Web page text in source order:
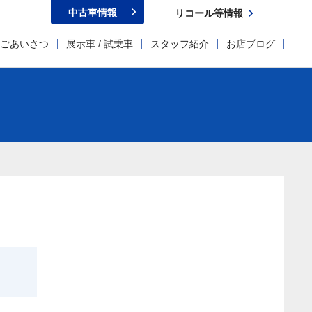
あいさつ 展示車 / 試乗車 スタッフ紹介 お店ブログ
中古車情報 リコール等情報